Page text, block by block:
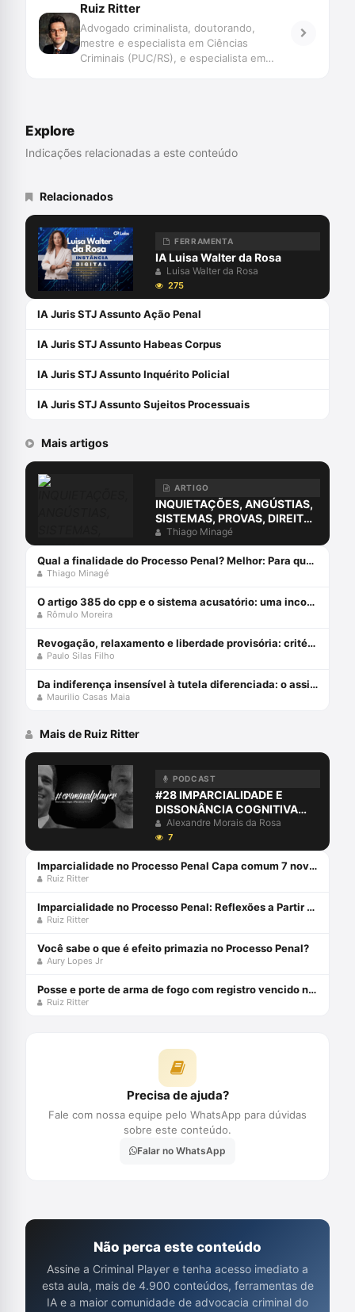
Ruiz Ritter
Advogado criminalista, doutorando,
mestre e especialista em Ciências
Criminais (PUC/RS), e especialista em
Explore
Indicações relacionadas a este conteúdo
Relacionados
FERRAMENTA
IA Luisa Walter da Rosa
Luisa Walter da Rosa
275
IA Juris STJ Assunto Ação Penal
IA Juris STJ Assunto Habeas Corpus
IA Juris STJ Assunto Inquérito Policial
IA Juris STJ Assunto Sujeitos Processuais
Mais artigos
ARTIGO
INQUIETAÇÕES, ANGÚSTIAS,
SISTEMAS, PROVAS, DIREITO
E O ERRO DA COMPREENSÃO
JURÍDICA ESTUDANDO
APENAS O DIREITO.
Thiago Minagé
Qual a finalidade do Processo Penal? Melhor: Para que serve o Processo Penal?
Thiago Minagé
O artigo 385 do cpp e o sistema acusatório: uma incompatiblidade com a constituição federal
Rômulo Moreira
Revogação, relaxamento e liberdade provisória: critérios de diferenciação das medidas que afastam a prisão cautelar
Paulo Silas Filho
Da indiferença insensível à tutela diferenciada: o assistido defensorial e o cumprimento de sentença – esperanças da cidadania no ncpc
Maurilio Casas Maia
Mais de Ruiz Ritter
PODCAST
#28 IMPARCIALIDADE E
DISSONÂNCIA COGNITIVA
COM RUIZ RITTER
Alexandre Morais da Rosa
7
Imparcialidade no Processo Penal Capa comum 7 novembro 2019
Ruiz Ritter
Imparcialidade no Processo Penal: Reflexões a Partir da Teoria da Dissonância Cognitiva Capa comum 1 outubro 2017
Ruiz Ritter
Você sabe o que é efeito primazia no Processo Penal?
Aury Lopes Jr
Posse e porte de arma de fogo com registro vencido não é crime
Ruiz Ritter
Precisa de ajuda?
Fale com nossa equipe pelo WhatsApp para dúvidas
sobre este conteúdo.
Falar no WhatsApp
Não perca este conteúdo
Assine a Criminal Player e tenha acesso imediato a
esta aula, mais de 4.900 conteúdos, ferramentas de
IA e a maior comunidade de advocacia criminal do